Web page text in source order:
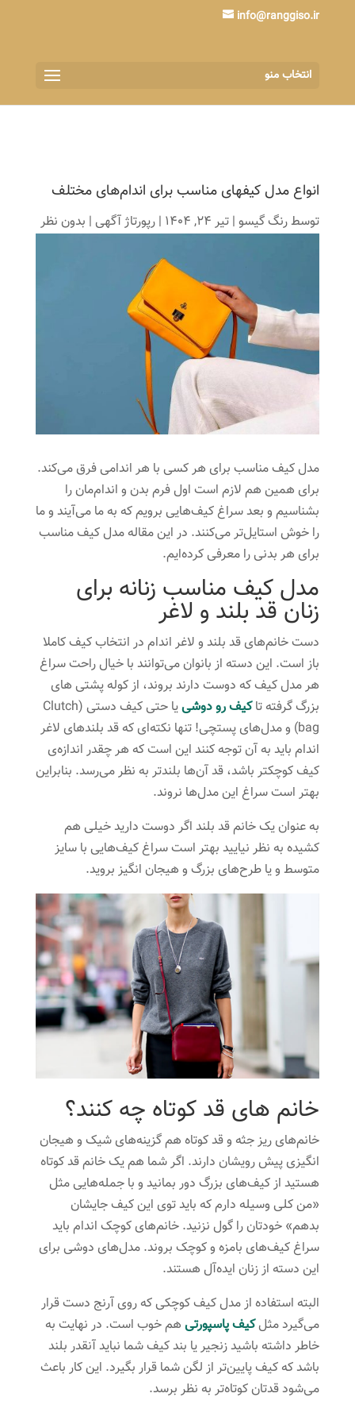
info@ranggiso.ir
انتخاب منو
انواع مدل کیفهای مناسب برای اندام‌های مختلف
توسطرنگ گیسو| تیر 24, 1404 | رپورتاژ آگهی| بدون نظر
مدل کیف مناسب برای هر کسی با هر اندامی فرق می‌کند.
برای همین هم لازم است اول فرم بدن و اندام‌مان را
بشناسیم و بعد سراغ کیف‌هایی برویم که به ما می‌آیند و ما
را خوش استایل‌تر می‌کنند. در این مقاله مدل کیف مناسب
برای هر بدنی را معرفی کرده‌ایم.
مدل کیف مناسب زنانه برای
زنان قد بلند و لاغر
دست خانم‌های قد بلند و لاغر اندام در انتخاب کیف کاملا
باز است. این دسته از بانوان می‌توانند با خیال راحت سراغ
هر مدل کیف که دوست دارند بروند، از کوله پشتی‌ های
بزرگ گرفته تاکیف رو دوشی
یا حتی کیف دستی (Clutch
bag) و مدل‌های پستچی! تنها نکته‌ای که قد بلندهای لاغر
اندام باید به آن توجه کنند این است که هر چقدر اندازه‌ی
کیف کوچکتر باشد، قد آن‌ها بلندتر به نظر می‌رسد. بنابراین
بهتر است سراغ این مدل‌ها نروند.
به عنوان یک خانم قد بلند اگر دوست دارید خیلی هم
کشیده به نظر نیایید بهتر است سراغ کیف‌هایی با سایز
متوسط و یا طرح‌های بزرگ و هیجان انگیز بروید.
خانم های قد کوتاه‌ چه کنند؟
خانم‌های ریز جثه و قد کوتاه هم گزینه‌های شیک و هیجان
انگیزی پیش رویشان دارند. اگر شما هم یک خانم قد کوتاه
هستید از کیف‌های بزرگ دور بمانید و با جمله‌هایی مثل
«من کلی وسیله دارم که باید توی این کیف جایشان
بدهم» خودتان را گول نزنید. خانم‌های کوچک اندام باید
سراغ کیف‌های با‌مزه‌ و کوچک بروند. مدل‌های دوشی برای
این دسته از زنان ایده‌آل هستند.
البته استفاده از مدل‌ کیف کوچکی که روی آرنج دست قرار
می‌گیرد مثلکیف پاسپورتیهم خوب است. در نهایت به
خاطر داشته باشید زنجیر یا بند کیف شما نباید آنقدر بلند
باشد که کیف پایین‌تر از لگن شما قرار بگیرد. این کار باعث
می‌شود قدتان کوتاه‌تر به نظر برسد.